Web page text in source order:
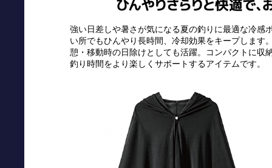
強い日差しや暑さが気になる夏の釣りに最適な冷感
い所でもひんやり長時間、冷却効果をキープします
憩・移動時の日除けとしても活躍。コンパクトに収
釣り時間をより楽しくサポートするアイテムです。